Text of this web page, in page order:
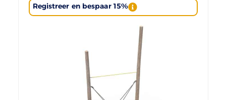
Registreer en bespaar 15%